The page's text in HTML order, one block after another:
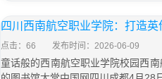
四川西南航空职业学院：打造英
点击：66 发布时间：2026-06-09
童话般的西南航空职业学院校园西